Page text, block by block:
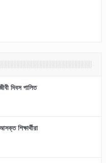
দিবস পালিত
শিক্ষার্থীরা